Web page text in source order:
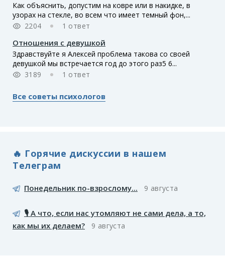
Как объяснить, допустим на ковре или в накидке, в
узорах на стекле, во всем что имеет темный фон,...
2204
1 ответ
Отношения с девушкой
Здравствуйте я Алексей проблема такова со своей
девушкой мы встречается год до этого раз5 6...
3189
1 ответ
Все советы психологов
🔥 Горячие дискуссии в нашем
Телеграм
Понедельник по-взрослому... 9 августа
🎙️ А что, если нас утомляют не сами дела, а то,
как мы их делаем?
9 августа